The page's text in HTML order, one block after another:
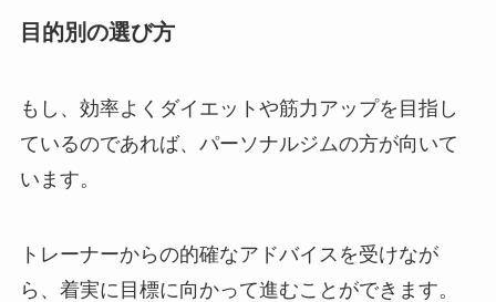
目的別の選び方
もし、効率よくダイエットや筋力アップを目指し
ているのであれば、パーソナルジムの方が向いて
います。
トレーナーからの的確なアドバイスを受けなが
ら、着実に目標に向かって進むことができます。